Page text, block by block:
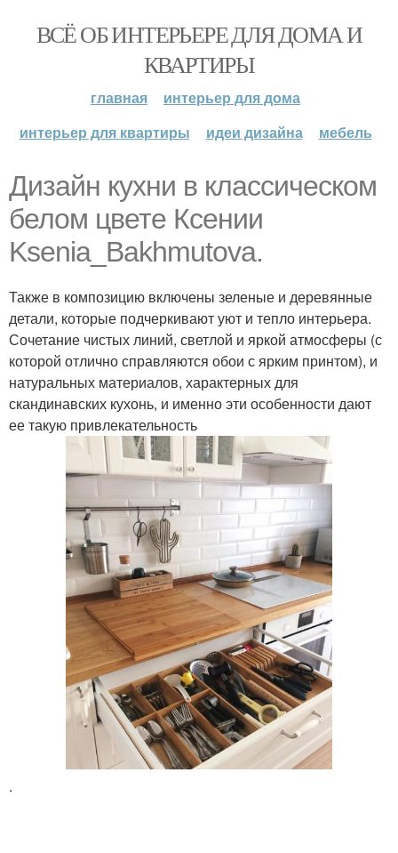
ВСЁ ОБ ИНТЕРЬЕРЕ ДЛЯ ДОМА И
КВАРТИРЫ
главная
интерьер для дома
интерьер для квартиры
идеи дизайна мебель
Дизайн кухни в классическом
белом цвете Ксении
Ksenia_Bakhmutova.
Также в композицию включены зеленые и деревянные
детали, которые подчеркивают уют и тепло интерьера.
Сочетание чистых линий, светлой и яркой атмосферы (с
которой отлично справляются обои с ярким принтом), и
натуральных материалов, характерных для
скандинавских кухонь, и именно эти особенности дают
ее такую привлекательность
.